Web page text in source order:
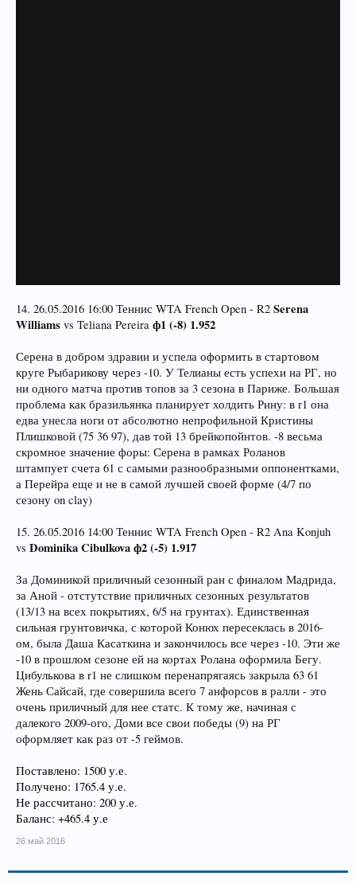
14. 26.05.2016 16:00 Теннис WTA French Open - R2 Serena
Williams vs Teliana Pereira ф1 (-8) 1.952
Серена в добром здравии и успела оформить в стартовом
круге Рыбарикову через -10. У Телианы есть успехи на РГ, но
ни одного матча против топов за 3 сезона в Париже. Большая
проблема как бразильянка планирует холдить Рину: в r1 она
едва унесла ноги от абсолютно непрофильной Кристины
Плишковой (75 36 97), дав той 13 брейкопойнтов. -8 весьма
скромное значение форы: Серена в рамках Роланов
штампует счета 61 с самыми разнообразными оппонентками,
а Перейра еще и не в самой лучшей своей форме (4/7 по
сезону on clay)
15. 26.05.2016 14:00 Теннис WTA French Open - R2 Ana Konjuh
vs Dominika Cibulkova ф2 (-5) 1.917
За Доминикой приличный сезонный ран с финалом Мадрида,
за Аной - отстутствие приличных сезонных результатов
(13/13 на всех покрытиях, 6/5 на грунтах). Единственная
сильная грунтовичка, с которой Конюх пересеклась в 2016-
ом, была Даша Касаткина и закончилось все через -10. Эти же
-10 в прошлом сезоне ей на кортах Ролана оформила Бегу.
Цибулькова в r1 не слишком перенапрягаясь закрыла 63 61
Жень Сайсай, где совершила всего 7 анфорсов в ралли - это
очень приличный для нее статс. К тому же, начиная с
далекого 2009-ого, Доми все свои победы (9) на РГ
оформляет как раз от -5 геймов.
Поставлено: 1500 у.е.
Получено: 1765.4 у.е.
Не рассчитано: 200 у.е.
Баланс: +465.4 у.е
26 май 2016